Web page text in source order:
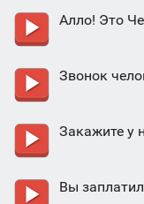
Алло! Это
Звонок
Закажите у
Вы